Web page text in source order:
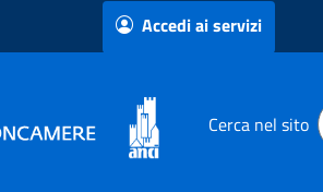
Accedi ai servizi
Cerca nel sito